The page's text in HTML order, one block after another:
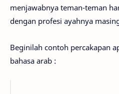
menjawabnya teman-teman
dengan profesi ayahnya
Beginilah contoh percakapan
bahasa arab :